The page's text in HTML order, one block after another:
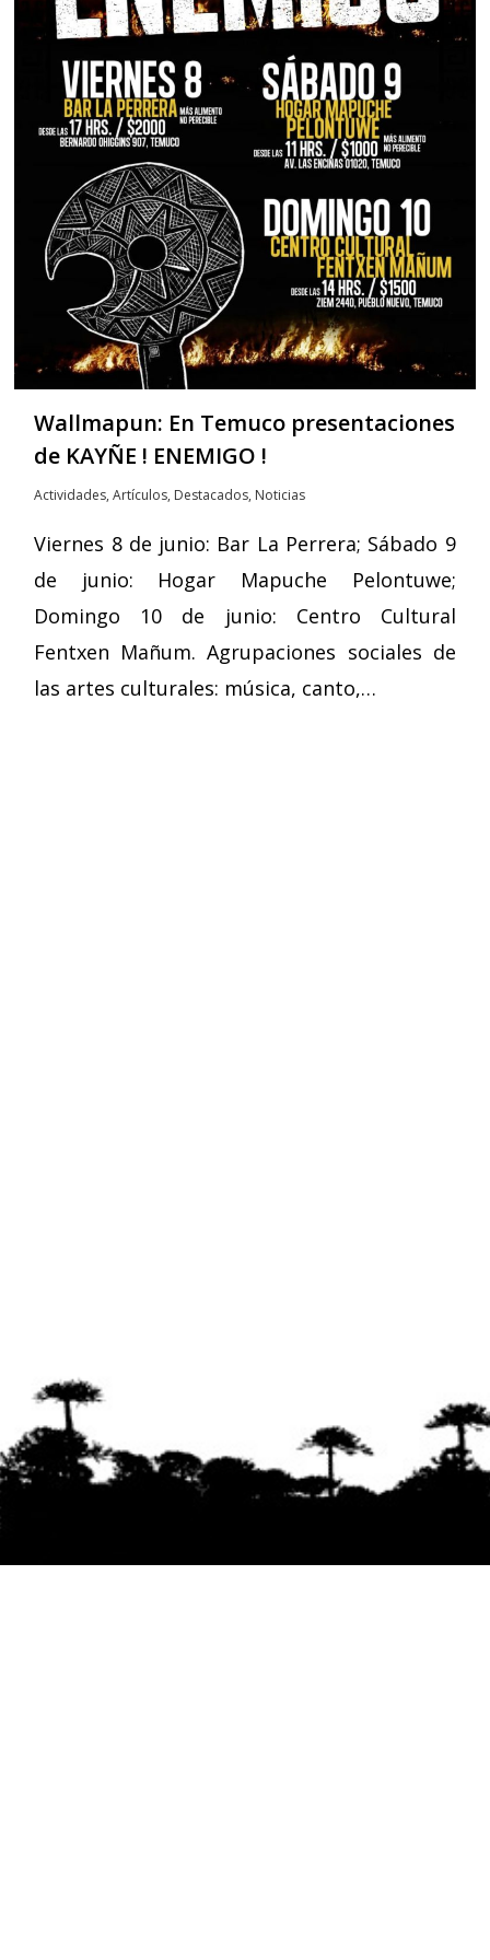
Wallmapun: En Temuco presentaciones
de KAYÑE ! ENEMIGO !
Actividades,Artículos, Destacados, Noticias
Viernes 8 de junio: Bar La Perrera; Sábado 9
de junio: Hogar Mapuche Pelontuwe;
Domingo 10 de junio: Centro Cultural
Fentxen Mañum. Agrupaciones sociales de
las artes culturales: música, canto,…